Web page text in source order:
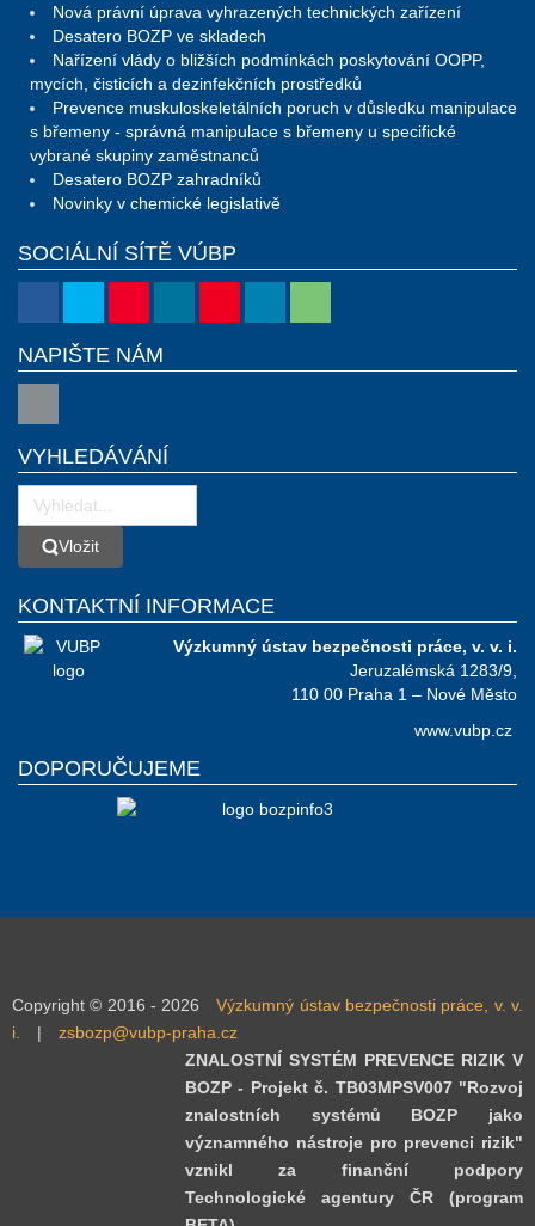
Nová právní úprava vyhrazených technických zařízení
Desatero BOZP ve skladech
Nařízení vlády o bližších podmínkách poskytování OOPP,
mycích, čisticích a dezinfekčních prostředků
Prevence muskuloskeletálních poruch v důsledku manipulace
s břemeny - správná manipulace s břemeny u specifické
vybrané skupiny zaměstnanců
Desatero BOZP zahradníků
Novinky v chemické legislativě
SOCIÁLNÍ SÍTĚ VÚBP
NAPIŠTE NÁM
VYHLEDÁVÁNÍ
VložitVložit
KONTAKTNÍ INFORMACE
Výzkumný ústav bezpečnosti práce, v. v. i.
Jeruzalémská 1283/9,
110 00 Praha 1 – Nové Město
www.vubp.cz
DOPORUČUJEME
Copyright © 2016 - 2026
Výzkumný ústav bezpečnosti práce, v. v.
i.
|
zsbozp@vubp-praha.cz
ZNALOSTNÍ SYSTÉM PREVENCE RIZIK V
BOZP - Projekt č. TB03MPSV007 "Rozvoj
znalostních systémů BOZP jako
významného nástroje pro prevenci rizik"
vznikl za finanční podpory
Technologické agentury ČR (program